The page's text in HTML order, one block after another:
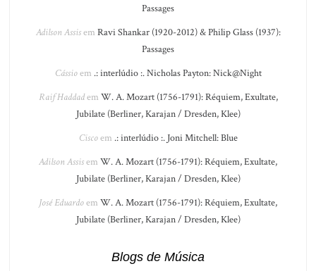
Passages
Adilson Assisem Ravi Shankar (1920-2012) & Philip Glass (1937):
Passages
Cássioem .: interlúdio :. Nicholas Payton: Nick@Night
Raif Haddadem W. A. Mozart (1756-1791): Réquiem, Exultate,
Jubilate (Berliner, Karajan / Dresden, Klee)
Ciscoem .: interlúdio :. Joni Mitchell: Blue
Adilson Assisem W. A. Mozart (1756-1791): Réquiem, Exultate,
Jubilate (Berliner, Karajan / Dresden, Klee)
José Eduardoem W. A. Mozart (1756-1791): Réquiem, Exultate,
Jubilate (Berliner, Karajan / Dresden, Klee)
Blogs de Música